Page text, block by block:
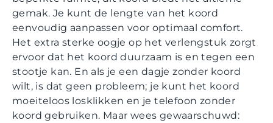
gemak. Je kunt de lengte van het koord
eenvoudig aanpassen voor optimaal comfort.
Het extra sterke oogje op het verlengstuk zorgt
ervoor dat het koord duurzaam is en tegen een
stootje kan. En als je een dagje zonder koord
wilt, is dat geen probleem; je kunt het koord
moeiteloos losklikken en je telefoon zonder
koord gebruiken. Maar wees gewaarschuwd: